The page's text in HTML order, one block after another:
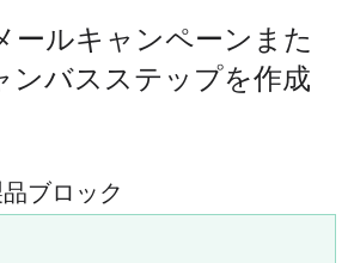
ールキャンペーンまた
ンバスステップを作成
ブロック